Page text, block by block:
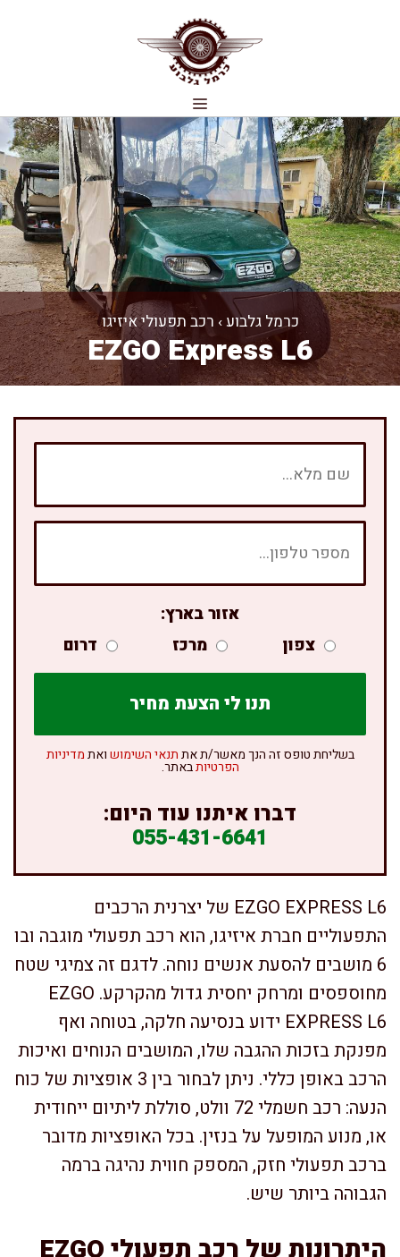
תפריט
כרמל גלבוע › רכב תפעולי איזיגו
EZGO Express L6
אזור בארץ:
צפון
מרכז דרום
בשליחת טופס זה הנך מאשר/ת אתתנאי השימושואתמדיניות
הפרטיותבאתר.
דברו איתנו עוד היום:
055-431-6641
EZGO EXPRESS L6 של יצרנית הרכבים
התפעוליים חברת איזיגו, הוא רכב תפעולי מוגבה ובו
6 מושבים להסעת אנשים נוחה. לדגם זה צמיגי שטח
מחוספסים ומרחק יחסית גדול מהקרקע. EZGO
EXPRESS L6 ידוע בנסיעה חלקה, בטוחה ואף
מפנקת בזכות ההגבה שלו, המושבים הנוחים ואיכות
הרכב באופן כללי. ניתן לבחור בין 3 אופציות של כוח
הנעה: רכב חשמלי 72 וולט, סוללת ליתיום ייחודית
או, מנוע המופעל על בנזין. בכל האופציות מדובר
ברכב תפעולי חזק, המספק חווית נהיגה ברמה
הגבוהה ביותר שיש.